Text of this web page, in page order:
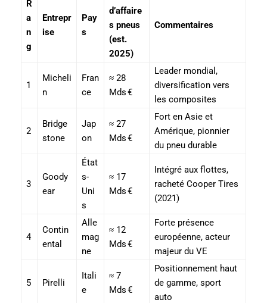
R
a
n
g
Entrepr
ise
Pay
s
d’affaire
s pneus
(est.
2025)
Commentaires
1
Micheli
n
Fran
ce
≈ 28
Mds €
Leader mondial,
diversification vers
les composites
2
Bridge
stone
Jap
on
≈ 27
Mds €
Fort en Asie et
Amérique, pionnier
du pneu durable
3
Goody
ear
État
s-
Uni
s
≈ 17
Mds €
Intégré aux flottes,
racheté Cooper Tires
(2021)
4
Contin
ental
Alle
mag
ne
≈ 12
Mds €
Forte présence
européenne, acteur
majeur du VE
5 Pirelli
Itali
e
≈ 7
Mds €
Positionnement haut
de gamme, sport
auto